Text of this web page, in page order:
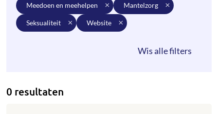
meedoen en meehelpen mantelzorg
seksualiteit website
0 resultaten